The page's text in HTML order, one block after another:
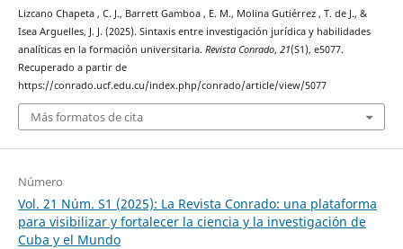
Lizcano Chapeta , C. J., Barrett Gamboa , E. M., Molina Gutiérrez , T. de J., &
Isea Arguelles, J. J. (2025). Sintaxis entre investigación jurídica y habilidades
analíticas en la formación universitaria. Revista Conrado, 21(S1), e5077.
Recuperado a partir de
https://conrado.ucf.edu.cu/index.php/conrado/article/view/5077
Más formatos de cita
Número
Vol. 21 Núm. S1 (2025): La Revista Conrado: una plataforma
para visibilizar y fortalecer la ciencia y la investigación de
Cuba y el Mundo